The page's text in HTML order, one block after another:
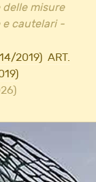
misure
e cautelari -
2019) ART.